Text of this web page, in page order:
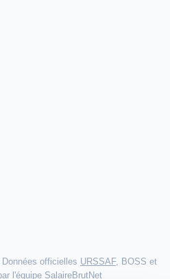
Données officielles URSSAF, BOSS et
l'équipe SalaireBrutNet